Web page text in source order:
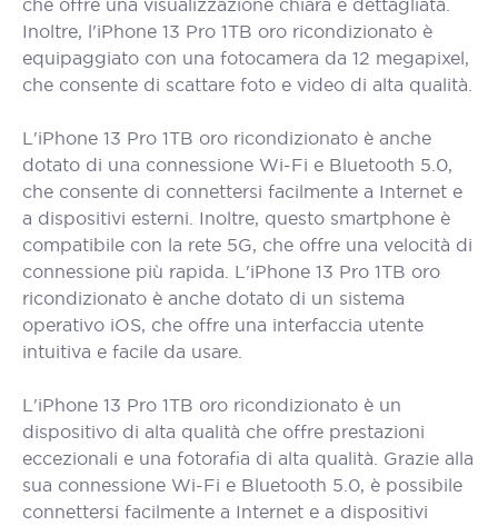
che offre una visualizzazione chiara e dettagliata.
Inoltre, l'iPhone 13 Pro 1TB oro ricondizionato è
equipaggiato con una fotocamera da 12 megapixel,
che consente di scattare foto e video di alta qualità.
L'iPhone 13 Pro 1TB oro ricondizionato è anche
dotato di una connessione Wi-Fi e Bluetooth 5.0,
che consente di connettersi facilmente a Internet e
a dispositivi esterni. Inoltre, questo smartphone è
compatibile con la rete 5G, che offre una velocità di
connessione più rapida. L'iPhone 13 Pro 1TB oro
ricondizionato è anche dotato di un sistema
operativo iOS, che offre una interfaccia utente
intuitiva e facile da usare.
L'iPhone 13 Pro 1TB oro ricondizionato è un
dispositivo di alta qualità che offre prestazioni
eccezionali e una fotorafia di alta qualità. Grazie alla
sua connessione Wi-Fi e Bluetooth 5.0, è possibile
connettersi facilmente a Internet e a dispositivi